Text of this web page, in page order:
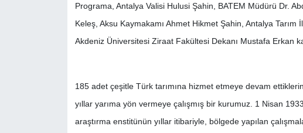
Programa, Antalya Valisi Hulusi Şahin, BATEM Müdürü Dr.
Keleş, Aksu Kaymakamı Ahmet Hikmet Şahin, Antalya Tarım
Akdeniz Üniversitesi Ziraat Fakültesi Dekanı Mustafa Erkan
185 adet çeşitle Türk tarımına hizmet etmeye devam
yıllar yarıma yön vermeye çalışmış bir kurumuz. 1 Nisan
araştırma enstitünün yıllar itibariyle, bölgede yapılan